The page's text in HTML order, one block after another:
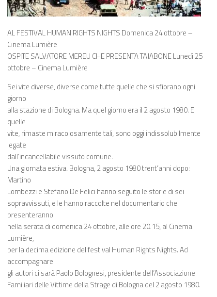
AL FESTIVAL HUMAN RIGHTS NIGHTS Domenica 24 ottobre –
Cinema Lumière
OSPITE SALVATORE MEREU CHE PRESENTA TAJABONE Lunedì 25
ottobre – Cinema Lumière
Sei vite diverse, diverse come tutte quelle che si sfiorano ogni
giorno
alla stazione di Bologna. Ma quel giorno era il 2 agosto 1980. E
quelle
vite, rimaste miracolosamente tali, sono oggi indissolubilmente
legate
dall’incancellabile vissuto comune.
Una giornata estiva. Bologna, 2 agosto 1980 trent’anni dopo:
Martino
Lombezzi e Stefano De Felici hanno seguito le storie di sei
sopravvissuti, e le hanno raccolte nel documentario che
presenteranno
nella serata di domenica 24 ottobre, alle ore 20.15, al Cinema
Lumière,
per la decima edizione del festival Human Rights Nights. Ad
accompagnare
gli autori ci sarà Paolo Bolognesi, presidente dell’Associazione
Familiari delle Vittime della Strage di Bologna del 2 agosto 1980.